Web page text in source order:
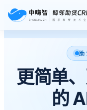
助
更简单
的